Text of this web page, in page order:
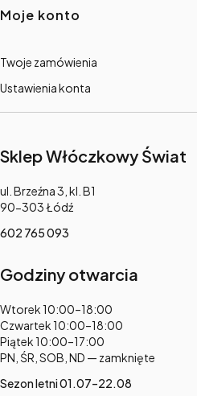
Moje konto
Twoje zamówienia
Ustawienia konta
Sklep Włóczkowy Świat
Adres:
ul. Brzeźna 3, kl. B1
90-303 Łódź
602 765 093
Godziny otwarcia
Adres:
Wtorek 10:00–18:00
Czwartek 10:00–18:00
Piątek 10:00–17:00
PN, ŚR, SOB, ND — zamknięte
Sezon letni 01.07–22.08